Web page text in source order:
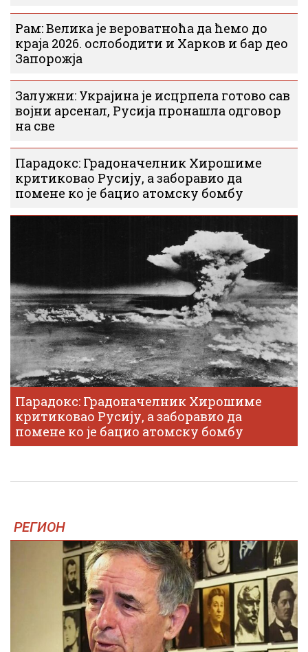
Рам: Велика је вероватноћа да ћемо до
краја 2026. ослободити и Харков и бар део
Запорожја
Залужни: Украјина је исцрпела готово сав
војни арсенал, Русија пронашла одговор
на све
Парадокс: Градоначелник Хирошиме
критиковао Русију, а заборавио да
помене ко је бацио атомску бомбу
Парадокс: Градоначелник Хирошиме
критиковао Русију, а заборавио да
помене ко је бацио атомску бомбу
РЕГИОН